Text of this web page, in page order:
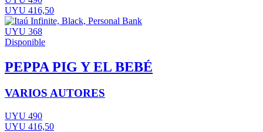
UYU 416,50
UYU 368
Disponible
PEPPA PIG Y EL BEBÉ
VARIOS AUTORES
UYU 490
UYU 416,50